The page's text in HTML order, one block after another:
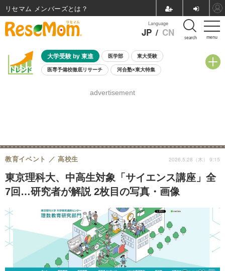
menu
Language
JP / CN search
大学受験 by 東進 医学部 東大受験
医専予備校徹底リサーチ 河合塾×東大特集
8月開催学校説明会・相談会
advertisement
東京理科大、中高生対象「サイエンス講座」全
7回…研究者が解説 2枚目の写真・画像
教育イベント 高校生 2026.5.28（木） 9:15
リセマム メンバーズ